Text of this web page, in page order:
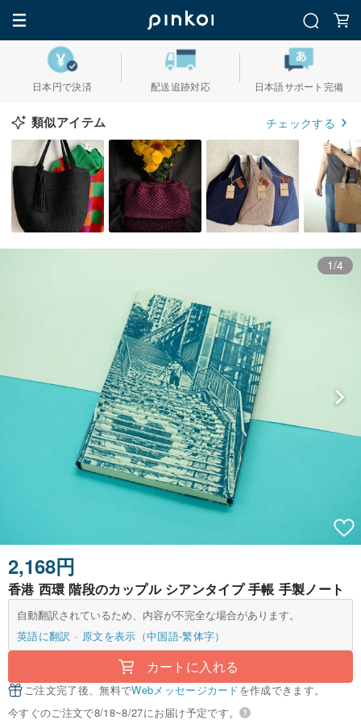
日本円で決済 配送追跡対応 日本語サポート完備
類似アイテム チェックする
1/4
2,168円
香港 西環 階段のカップル シアンタイプ 手帳 手製ノート
自動翻訳されているため、内容が不完全な場合があります。
英語に翻訳
原文を表示（中国語-繁体字）
カートに入れる
ご注文完了後、無料でWebメッセージカードを作成できます。
今すぐのご注文で8/18~8/27にお届け予定です。